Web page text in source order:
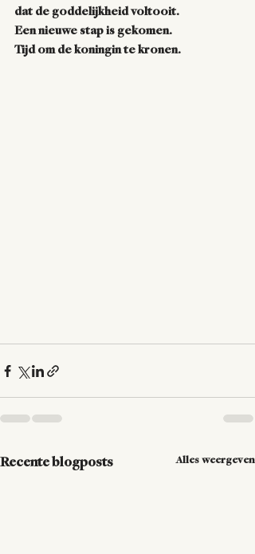
dat de goddelijkheid voltooit.
Een nieuwe stap is gekomen.
Tijd om de koningin te kronen.
Recente blogposts Alles weergeven